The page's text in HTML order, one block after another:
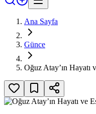
Ana Sayfa
Günce
Oğuz Atay’ın Hayatı